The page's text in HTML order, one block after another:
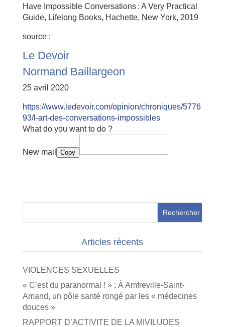
Have Impossible Conversations : A Very Practical
Guide, Lifelong Books, Hachette, New York, 2019
source :
Le Devoir
Normand Baillargeon
25 avril 2020
https://www.ledevoir.com/opinion/chroniques/5776
93/l-art-des-conversations-impossibles
What do you want to do ?
New mail Copy
Articles récents
VIOLENCES SEXUELLES
« C’est du paranormal ! » : À Amfreville-Saint-
Amand, un pôle santé rongé par les « médecines
douces »
RAPPORT D’ACTIVITE DE LA MIVILUDES